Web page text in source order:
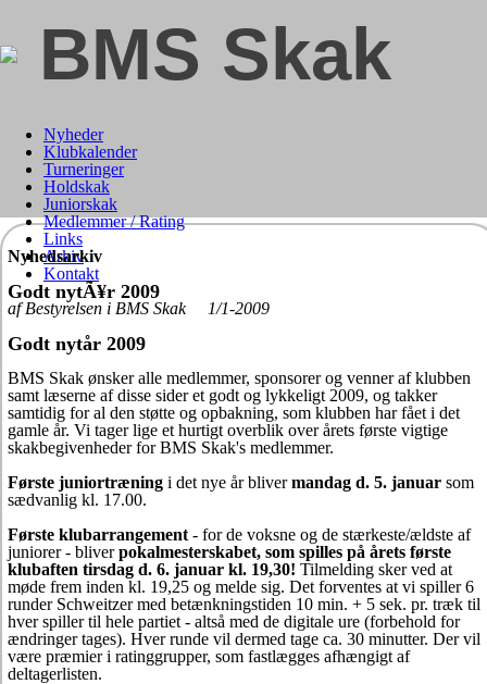
BMS Skak
Nyheder
Klubkalender
Turneringer
Holdskak
Juniorskak
Medlemmer / Rating
Links
Arkiv
Kontakt
Nyhedsarkiv
Godt nytÃ¥r 2009
af Bestyrelsen i BMS Skak 1/1-2009
Godt nytår 2009
BMS Skak ønsker alle medlemmer, sponsorer og venner af klubben
samt læserne af disse sider et godt og lykkeligt 2009, og takker
samtidig for al den støtte og opbakning, som klubben har fået i det
gamle år. Vi tager lige et hurtigt overblik over årets første vigtige
skakbegivenheder for BMS Skak's medlemmer.
Første juniortræning i det nye år blivermandag d. 5. januar som
sædvanlig kl. 17.00.
Første klubarrangement - for de voksne og de stærkeste/ældste af
juniorer - bliverpokalmesterskabet, som spilles på årets første
klubaften tirsdag d. 6. januar kl. 19,30! Tilmelding sker ved at
møde frem inden kl. 19,25 og melde sig. Det forventes at vi spiller 6
runder Schweitzer med betænkningstiden 10 min. + 5 sek. pr. træk til
hver spiller til hele partiet - altså med de digitale ure (forbehold for
ændringer tages). Hver runde vil dermed tage ca. 30 minutter. Der vil
være præmier i ratinggrupper, som fastlægges afhængigt af
deltagerlisten.